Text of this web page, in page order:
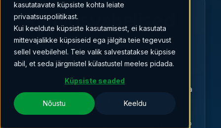
kasutatavate küpsiste kohta leiate
privaatsuspoliitikast.
Kui keeldute küpsiste kasutamisest, ei kasutata
mittevajalikke küpsiseid ega jälgita teie tegevust
sellel veebilehel. Teie valik salvestatakse küpsise
abil, et seda järgmistel külastustel meeles pidada.
Küpsiste seaded
Nõustu Keeldu
LEVIRA MEDIA SERVICES
Rahvusvahelised
väljastus- ja
meediateenused
Levira Media Services pakub
ringhäälinguorganisatsioonidele, sisupakkujatele ja
meediaplatvormidele playout-, meediatöötlus-,
levi- ning 24/7 operatsiooniteenuseid.
Meie Ühendkuningriigis tegutsev meeskond teenindab